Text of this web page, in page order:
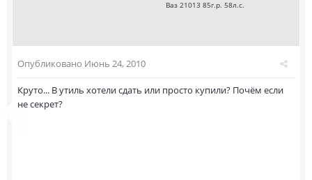
Ваз 21013 85г.р. 58л.с.
Опубликовано Июнь 24, 2010
Круто... В утиль хотели сдать или просто купили? Почём если
не секрет?